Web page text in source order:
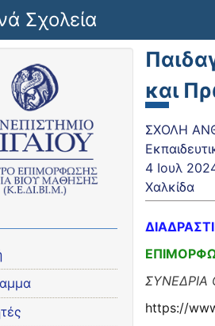
περιεχόμενο
Σχολεία
και
ΣΧΟΛΗ
4 Ιουλ
Χαλκίδα
https://